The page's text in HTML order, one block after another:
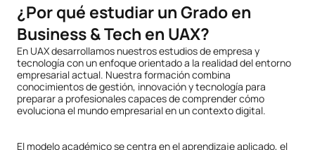
¿Por qué estudiar un Grado en
Business & Tech en UAX?
En UAX desarrollamos nuestros estudios de empresa y
tecnología con un enfoque orientado a la realidad del entorno
empresarial actual. Nuestra formación combina
conocimientos de gestión, innovación y tecnología para
preparar a profesionales capaces de comprender cómo
evoluciona el mundo empresarial en un contexto digital.
El modelo académico se centra en el aprendizaje aplicado, el